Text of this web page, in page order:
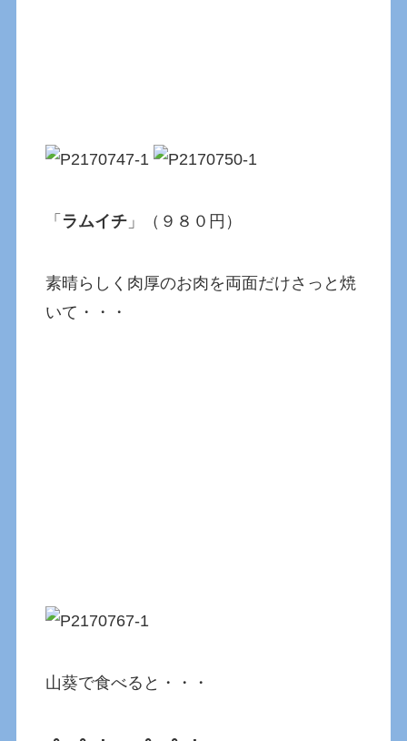
「 ラムイチ 」（９８０円）
素晴らしく肉厚のお肉を両面だけさっと焼
いて・・・
山葵で食べると・・・